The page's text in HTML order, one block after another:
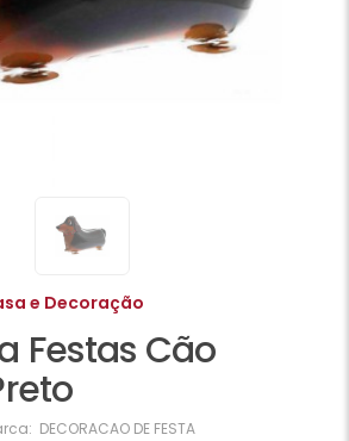
e Decoração
Festas Cão
DECORACAO DE FESTA